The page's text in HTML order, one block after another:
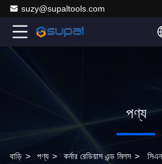
suzy@supaltools.com
পণ্য
বাড়ি > পণ্য > কর্নার রেডিয়াস এন্ড মিলস >